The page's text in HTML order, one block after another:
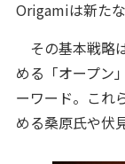
Origamiは新た
その基本戦略
める「オープン
ーワード。これ
める桑原氏や伏